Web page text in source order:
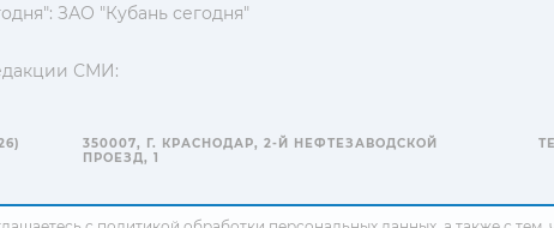
ЗАО "Кубань сегодня"
СМИ:
350007, Г. КРАСНОДАР, 2-Й НЕФТЕЗАВОДСКОЙ
ПРОЕЗД, 1